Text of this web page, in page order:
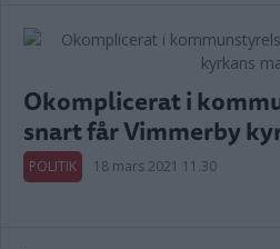
Okomplicerat i
snart får Vimmerby
POLITIK 18 mars 2021 11.30